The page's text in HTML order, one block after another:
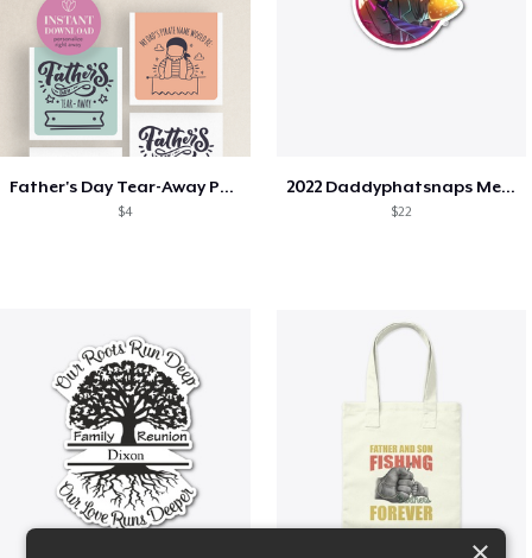
Father's Day Tear-Away Printable
$4
2022 Daddyphatsnaps Merch
$22